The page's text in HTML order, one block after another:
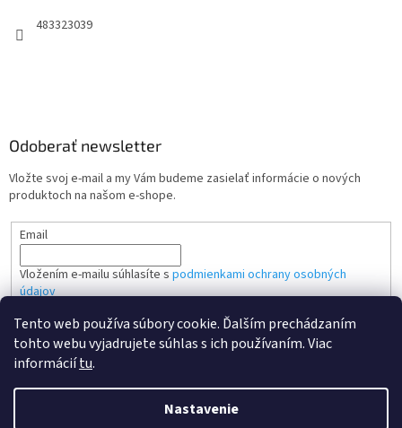
Tento web používa súbory cookie. Ďalším prechádzaním
tohto webu vyjadrujete súhlas s ich používaním. Viac
informáciítu.
Nastavenie
483323039
Odoberať newsletter
Vložte svoj e-mail a my Vám budeme zasielať informácie o nových
produktoch na našom e-shope.
Email
Vložením e-mailu súhlasíte s podmienkami ochrany osobných
údajov
PRIHLÁSIŤ SA
Vytvoril Shoptet